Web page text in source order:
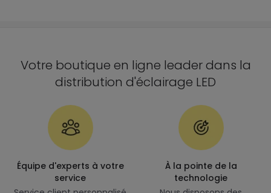
Votre boutique en ligne leader dans la
distribution d'éclairage LED
Équipe d'experts à votre
service
À la pointe de la
technologie